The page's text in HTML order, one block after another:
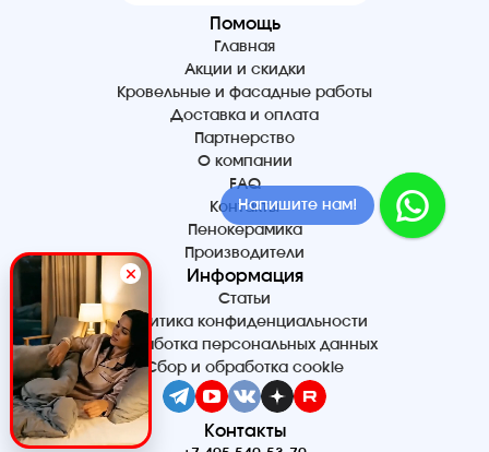
Помощь
Главная
Акции и скидки
Кровельные и фасадные работы
Доставка и оплата
Партнерство
О компании
FAQ
Контакты
Пенокерамика
Производители
Информация
Статьи
Политика конфиденциальности
Обработка персональных данных
Сбор и обработка cookie
Контакты
Напишите нам!